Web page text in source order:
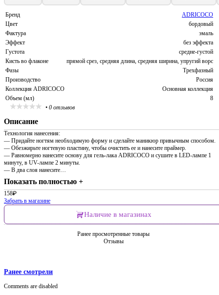
Бренд
ADRICOCO
Цвет
бордовый
Фактура
эмаль
Эффект
без эффекта
Густота
средне-густой
Кисть во флаконе
прямой срез, средняя длина, средняя ширина, упругий ворс
Фазы
Трехфазный
Производство
Россия
Коллекция ADRICOCO
Основная коллекция
Объем (мл)
8
• 0 отзывов
Описание
Технология нанесения:
— Придайте ногтям необходимую форму и сделайте маникюр привычным способом.
— Обезжирьте ногтевую пластину, чтобы очистить ее и нанесите праймер.
— Равномерно нанесите основу для гель-лака ADRICOCO и сушите в LED-лампе 1
минуту, в UV-лампе 2 минуты.
— В два слоя нанесите…
Показать полностью +
158₽
Забрать в магазине
Наличие в магазинах
Ранее просмотренные товары
Отзывы
Ранее смотрели
Comments are disabled